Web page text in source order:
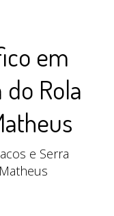
em
do Rola
e Serra